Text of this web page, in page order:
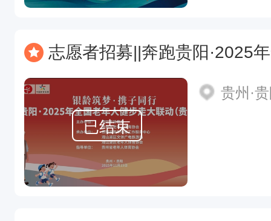
志愿者招募||奔跑贵阳·2025年全国老年人
已结束
贵州·